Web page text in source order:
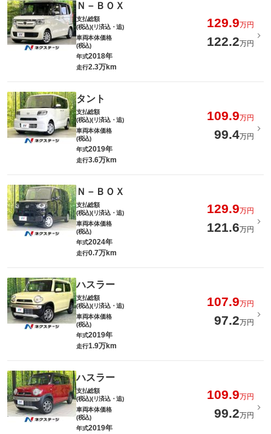
Ｎ－ＢＯＸ
支払総額
(税込)(リ済込・追)
129.9万円
車両本体価格
(税込)
122.2万円
年式2018年
走行2.3万km
タント
支払総額
(税込)(リ済込・追)
109.9万円
車両本体価格
(税込)
99.4万円
年式2019年
走行3.6万km
Ｎ－ＢＯＸ
支払総額
(税込)(リ済込・追)
129.9万円
車両本体価格
(税込)
121.6万円
年式2024年
走行0.7万km
ハスラー
支払総額
(税込)(リ済込・追)
107.9万円
車両本体価格
(税込)
97.2万円
年式2019年
走行1.9万km
ハスラー
支払総額
(税込)(リ済込・追)
109.9万円
車両本体価格
(税込)
99.2万円
年式2019年